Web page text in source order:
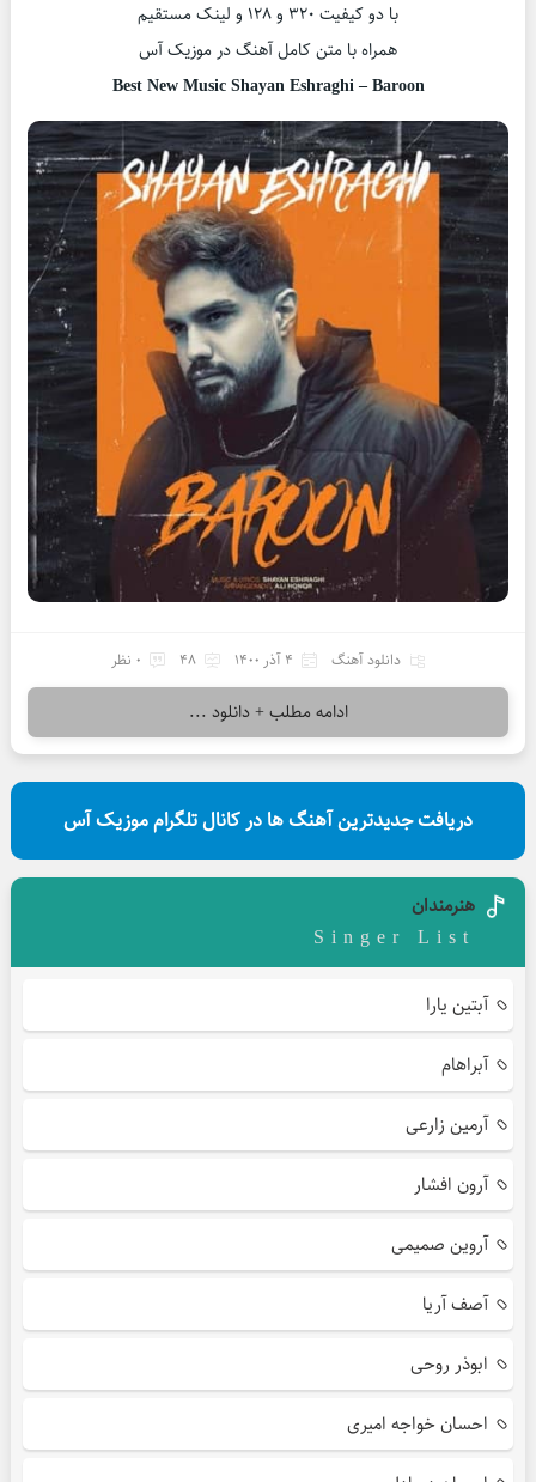
با دو کیفیت ۳۲۰ و ۱۲۸ و لینک مستقیم
همراه با متن کامل آهنگ در موزیک آس
Best New Music Shayan Eshraghi – Baroon
دانلود آهنگ 4 آذر 1400 48 0 نظر
ادامه مطلب + دانلود ...
دریافت جدیدترین آهنگ ها در کانال تلگرام موزیک آس
هنرمندان
Singer List
آبتین یارا
آبراهام
آرمین زارعی
آرون افشار
آروین صمیمی
آصف آریا
ابوذر روحی
احسان خواجه امیری